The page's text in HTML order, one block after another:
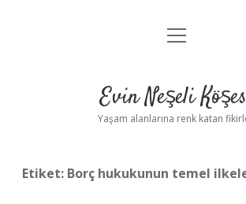
Anasayfa
Yasal Uyarı
menüyü
Evin Neşeli
Yaşam alanlarına renk katan
Etiket: Borç hukukunun temel